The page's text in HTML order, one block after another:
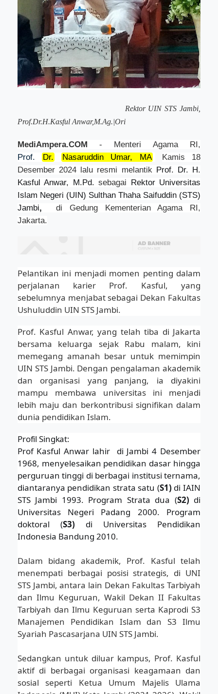
Rektor UIN STS Jambi,
Prof.Dr.H.Kasful Anwar,M.Ag.|Ori
MediAmpera.COM
- Menteri Agama RI,
Prof.
Dr. Nasaruddin Umar, MA
Kamis 18
Desember 2024 lalu resmi melantik Prof. Dr. H.
Kasful Anwar, M.Pd. sebagai
Rektor Universitas
Islam Negeri (UIN) Sulthan Thaha Saifuddin (STS)
Jambi, di Gedung Kementerian Agama RI,
Jakarta.
Pelantikan ini menjadi momen penting dalam
perjalanan karier Prof. Kasful, yang
sebelumnya menjabat sebagai Dekan Fakultas
Ushuluddin UIN STS Jambi.
Prof. Kasful Anwar, yang telah tiba di Jakarta
bersama keluarga sejak Rabu malam, kini
memegang amanah besar untuk memimpin
UIN STS Jambi. Dengan pengalaman akademik
dan organisasi yang panjang, ia diyakini
mampu membawa universitas ini menjadi
lebih maju dan berkontribusi signifikan dalam
dunia pendidikan Islam.
Profil Singkat:
Prof KasfulAnwar lahir di Jambi 4 Desember
1968, menyelesaikan pendidikan dasar hingga
perguruan tinggi di berbagai institusi ternama,
diantaranya pendidikan strata satu (S1) di IAIN
STS Jambi 1993. Program Strata dua (S2) di
Universitas Negeri Padang 2000. Program
doktoral (S3) di Universitas Pendidikan
Indonesia Bandung 2010.
Dalam bidang akademik, Prof. Kasful telah
menempati berbagai posisi strategis, di UNI
STS Jambi, antara lain Dekan Fakultas Tarbiyah
dan Ilmu Keguruan, Wakil Dekan II Fakultas
Tarbiyah dan Ilmu Keguruan serta Kaprodi S3
Manajemen Pendidikan Islam dan S3 Ilmu
Syariah Pascasarjana UIN STS Jambi.
Sedangkan untuk diluar kampus, Prof. Kasful
aktif di berbagai organisasi keagamaan dan
sosial seperti Ketua Umum Majelis Ulama